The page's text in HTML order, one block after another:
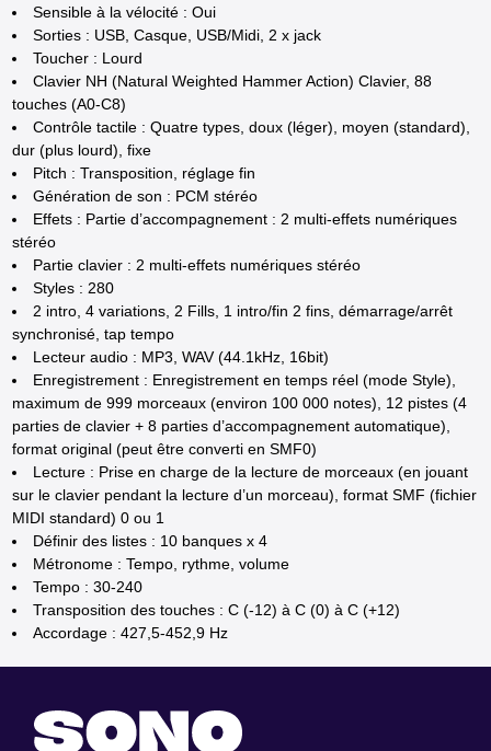
Sensible à la vélocité : Oui
Sorties : USB, Casque, USB/Midi, 2 x jack
Toucher : Lourd
Clavier NH (Natural Weighted Hammer Action) Clavier, 88
touches (A0-C8)
Contrôle tactile : Quatre types, doux (léger), moyen (standard),
dur (plus lourd), fixe
Pitch : Transposition, réglage fin
Génération de son : PCM stéréo
Effets : Partie d’accompagnement : 2 multi-effets numériques
stéréo
Partie clavier : 2 multi-effets numériques stéréo
Styles : 280
2 intro, 4 variations, 2 Fills, 1 intro/fin 2 fins, démarrage/arrêt
synchronisé, tap tempo
Lecteur audio : MP3, WAV (44.1kHz, 16bit)
Enregistrement : Enregistrement en temps réel (mode Style),
maximum de 999 morceaux (environ 100 000 notes), 12 pistes (4
parties de clavier + 8 parties d’accompagnement automatique),
format original (peut être converti en SMF0)
Lecture : Prise en charge de la lecture de morceaux (en jouant
sur le clavier pendant la lecture d’un morceau), format SMF (fichier
MIDI standard) 0 ou 1
Définir des listes : 10 banques x 4
Métronome : Tempo, rythme, volume
Tempo : 30-240
Transposition des touches : C (-12) à C (0) à C (+12)
Accordage : 427,5-452,9 Hz